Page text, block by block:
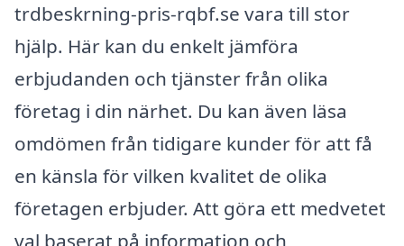
trdbeskrning-pris-rqbf.se vara till stor
hjälp. Här kan du enkelt jämföra
erbjudanden och tjänster från olika
företag i din närhet. Du kan även läsa
omdömen från tidigare kunder för att få
en känsla för vilken kvalitet de olika
företagen erbjuder. Att göra ett medvetet
val baserat på information och